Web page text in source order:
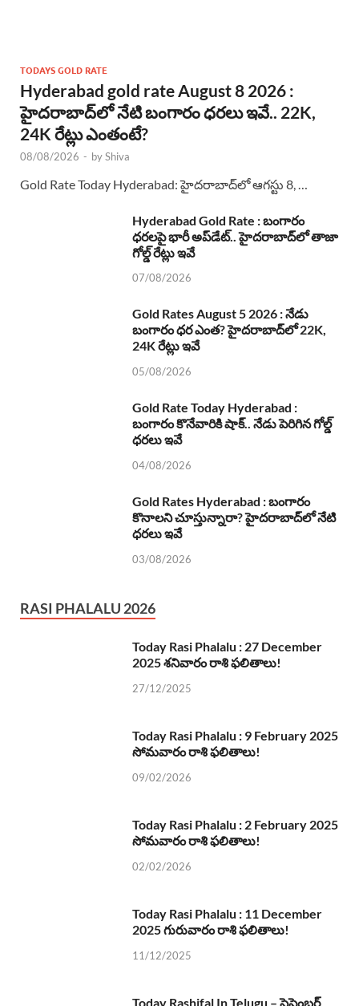
TODAYS GOLD RATE
Hyderabad gold rate August 8 2026 :
హైదరాబాద్‌లో నేటి బంగారం ధరలు ఇవే.. 22K,
24K రేట్లు ఎంతంటే?
08/08/2026 - byShiva
Gold Rate Today Hyderabad: హైదరాబాద్‌లో ఆగస్టు 8, …
Hyderabad Gold Rate : బంగారం
ధరలపై భారీ అప్‌డేట్.. హైదరాబాద్‌లో తాజా
గోల్డ్ రేట్లు ఇవే
07/08/2026
Gold Rates August 5 2026 : నేడు
బంగారం ధర ఎంత? హైదరాబాద్‌లో 22K,
24K రేట్లు ఇవే
05/08/2026
Gold Rate Today Hyderabad :
బంగారం కొనేవారికి షాక్.. నేడు పెరిగిన గోల్డ్
ధరలు ఇవే
04/08/2026
Gold Rates Hyderabad : బంగారం
కొనాలని చూస్తున్నారా? హైదరాబాద్‌లో నేటి
ధరలు ఇవే
03/08/2026
RASI PHALALU 2026
Today Rasi Phalalu : 27 December
2025 శనివారం రాశి ఫలితాలు!
27/12/2025
Today Rasi Phalalu : 9 February 2025
సోమవారం రాశి ఫలితాలు!
09/02/2026
Today Rasi Phalalu : 2 February 2025
సోమవారం రాశి ఫలితాలు!
02/02/2026
Today Rasi Phalalu : 11 December
2025 గురువారం రాశి ఫలితాలు!
11/12/2025
Today Rashifal In Telugu – సెప్టెంబర్